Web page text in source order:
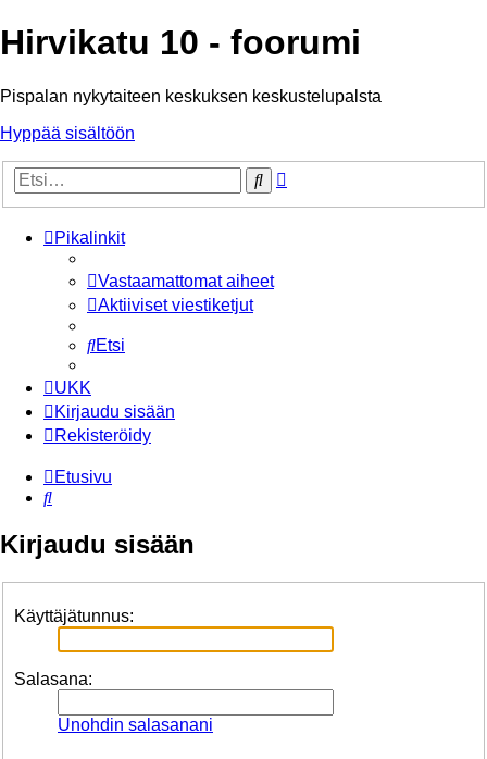
Hirvikatu 10 - foorumi
Pispalan nykytaiteen keskuksen keskustelupalsta
Hyppää sisältöön
Etsi
Pikalinkit
Vastaamattomat aiheet
Aktiiviset viestiketjut
Etsi
UKK
Kirjaudu sisään
Rekisteröidy
Etusivu
Etsi
Kirjaudu sisään
Käyttäjätunnus:
Salasana:
Unohdin salasanani